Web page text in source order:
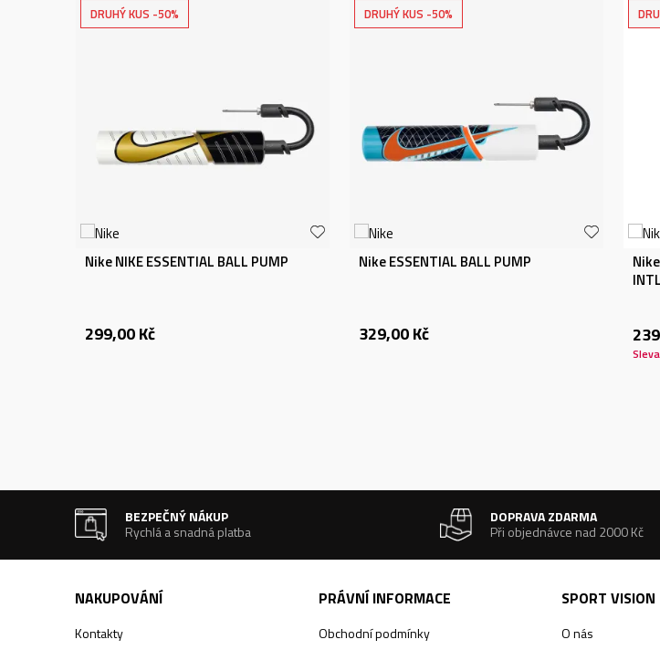
DRUHÝ KUS -50%
Nike NIKE ESSENTIAL BALL PUMP
299,00Kč
DRUHÝ KUS -50%
Nike ESSENTIAL BALL PUMP
329,00Kč
INTL
Sleva
BEZPEČNÝ NÁKUP
Rychlá a snadná platba
DOPRAVA ZDARMA
Při objednávce nad 2000 Kč
NAKUPOVÁNÍ
Kontakty
PRÁVNÍ INFORMACE
Obchodní podmínky
SPORT VISION
O nás